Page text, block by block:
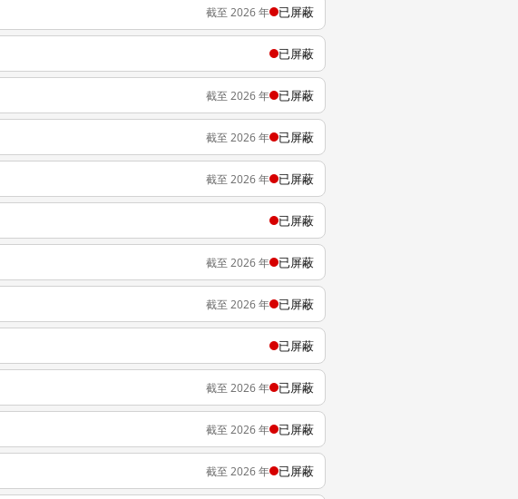
截至 2026 年 已屏蔽
已屏蔽
截至 2026 年 已屏蔽
截至 2026 年 已屏蔽
截至 2026 年 已屏蔽
已屏蔽
截至 2026 年 已屏蔽
截至 2026 年 已屏蔽
已屏蔽
截至 2026 年 已屏蔽
截至 2026 年 已屏蔽
截至 2026 年 已屏蔽